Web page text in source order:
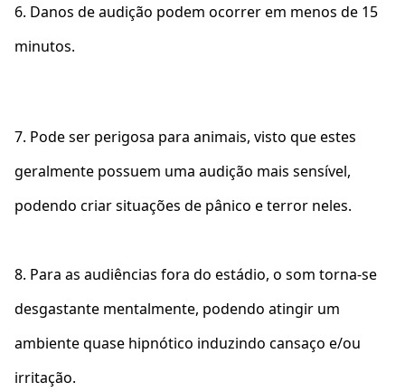
6. Danos de audição podem ocorrer em menos de 15
minutos.
7. Pode ser perigosa para animais, visto que estes
geralmente possuem uma audição mais sensível,
podendo criar situações de pânico e terror neles.
8. Para as audiências fora do estádio, o som torna-se
desgastante mentalmente, podendo atingir um
ambiente quase hipnótico induzindo cansaço e/ou
irritação.